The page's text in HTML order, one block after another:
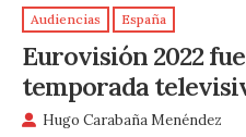
Audiencias España
Eurovisión 2022
temporada
Hugo Carabaña Menéndez